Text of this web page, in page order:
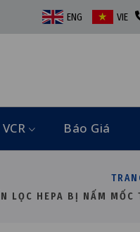
ENG VIE
Báo Giá
LỌC HEPA BỊ NẤM MỐC